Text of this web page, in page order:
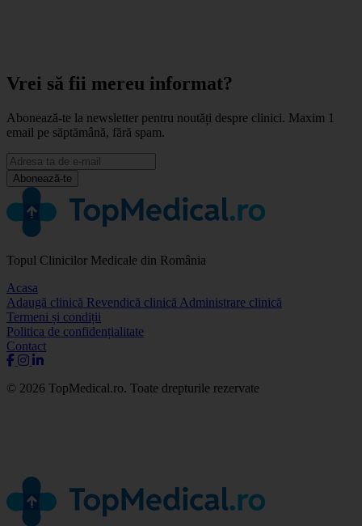
Vrei să fii mereu informat?
Abonează-te la newsletter pentru noutăți despre clinici. Maxim 1
email pe săptămână, fără spam.
Abonează-te
Topul Clinicilor Medicale din România
Acasa
Adaugă clinică Revendică clinică Administrare clinică
Termeni și condiții
Politica de confidențialitate
Contact
© 2026 TopMedical.ro. Toate drepturile rezervate